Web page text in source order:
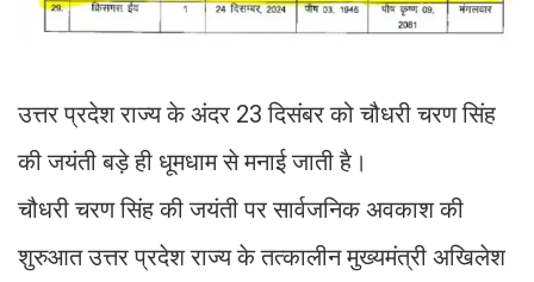
उत्तर प्रदेश राज्य के अंदर 23 दिसंबर को चौधरी चरण सिंह
की जयंती बड़े ही धूमधाम से मनाई जाती है।
चौधरी चरण सिंह की जयंती पर सार्वजनिक अवकाश की
शुरुआत उत्तर प्रदेश राज्य के तत्कालीन मुख्यमंत्री अखिलेश